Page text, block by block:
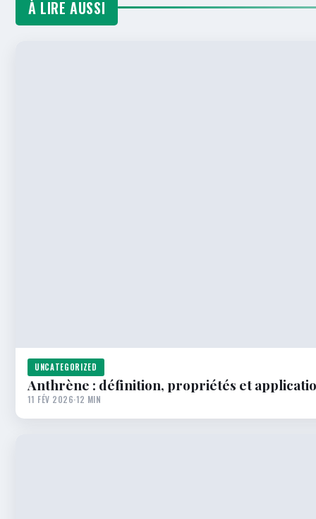
À LIRE AUSSI
UNCATEGORIZED
Anthrène : définition, propriétés et
11 FÉV 2026·12 MIN